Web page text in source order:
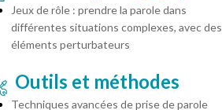
Jeux de rôle : prendre la parole dans
différentes situations complexes, avec des
éléments perturbateurs
Outils et méthodes
Techniques avancées de prise de parole